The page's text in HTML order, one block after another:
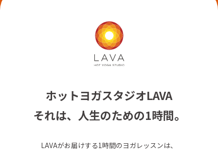
ホットヨガスタジオLAVA
それは、人生のための1時間。
LAVAがお届けする1時間のヨガレッスンは、